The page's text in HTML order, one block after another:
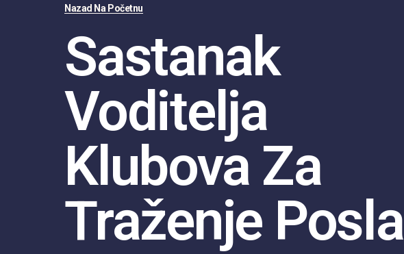
Nazad Na Početnu
Sastanak
Voditelja
Klubova Za
Traženje Posla